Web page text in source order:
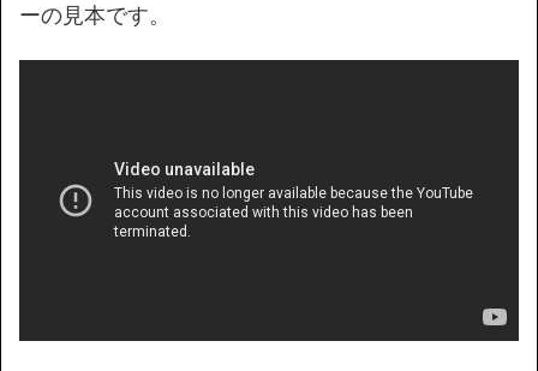
ーの見本です。